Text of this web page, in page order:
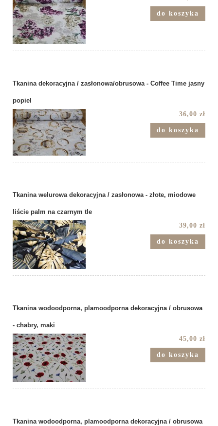
do koszyka
Tkanina dekoracyjna / zasłonowa/obrusowa - Coffee Time jasny
popiel
36,00 zł
do koszyka
Tkanina welurowa dekoracyjna / zasłonowa - złote, miodowe
liście palm na czarnym tle
39,00 zł
do koszyka
Tkanina wodoodporna, plamoodporna dekoracyjna / obrusowa
- chabry, maki
45,00 zł
do koszyka
Tkanina wodoodporna, plamoodporna dekoracyjna / obrusowa